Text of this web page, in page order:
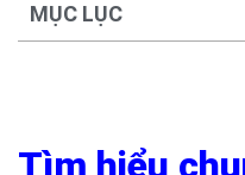
MỤC LỤC
Tìm hiểu